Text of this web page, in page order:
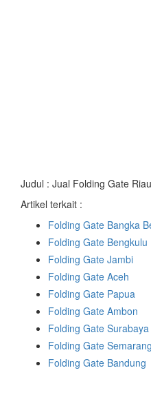
Judul : Jual Folding Gate
Artikel terkait :
Folding Gate Bangka
Folding Gate Bengkulu
Folding Gate Jambi
Folding Gate Aceh
Folding Gate Papua
Folding Gate Ambon
Folding Gate Surabaya
Folding Gate Semarang
Folding Gate Bandung